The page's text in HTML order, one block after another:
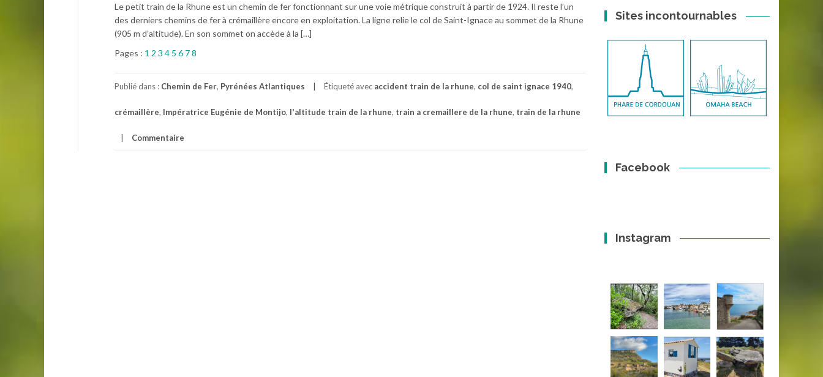
Le petit train de la Rhune est un chemin de fer fonctionnant sur une voie métrique construit à partir de 1924. Il reste l’un
des derniers chemins de fer à crémaillère encore en exploitation. La ligne relie le col de Saint-Ignace au sommet de la Rhune
(905 m d’altitude). En son sommet on accède à la […]
Pages : 1 2 3 4 5 6 78
Publié dans : Chemin de Fer, Pyrénées Atlantiques Étiqueté avec accident train de la rhune, col de saint ignace 1940,
crémaillère, Impératrice Eugénie de Montijo, l'altitude train de la rhune, train a cremaillere de la rhune, train de la rhune
Commentaire
Sites incontournables
Facebook
Instagram